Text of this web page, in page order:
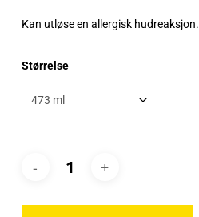
Kan utløse en allergisk hudreaksjon.
Størrelse